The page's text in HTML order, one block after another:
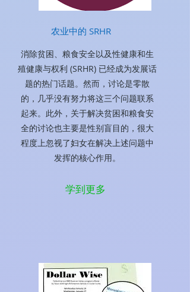
农业中的 SRHR
消除贫困、粮食安全以及性健康和生
殖健康与权利 (SRHR) 已经成为发展话
题的热门话题。然而，讨论是零散
的，几乎没有努力将这三个问题联系
起来。此外，关于解决贫困和粮食安
全的讨论也主要是性别盲目的，很大
程度上忽视了妇女在解决上述问题中
发挥的核心作用。
学到更多